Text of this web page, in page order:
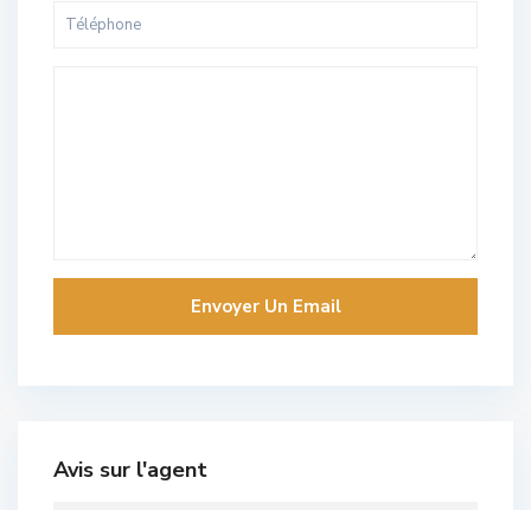
Avis sur l'agent